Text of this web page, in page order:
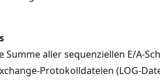
aller sequenziellen E/A-
Protokolldateien (LOG-